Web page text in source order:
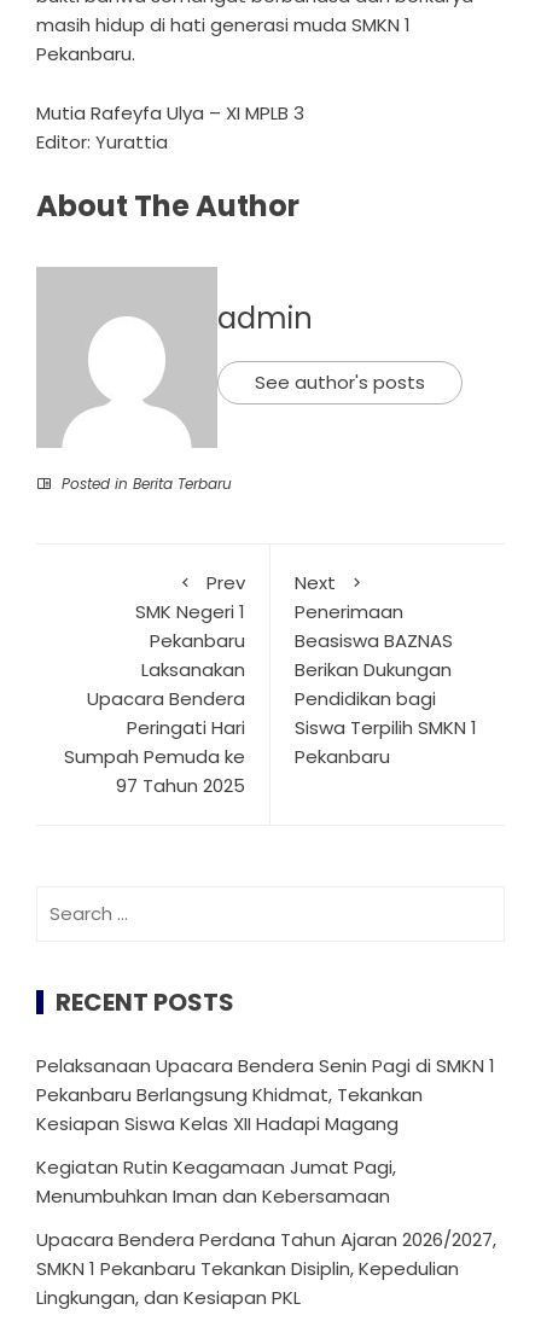
masih hidup di hati generasi muda SMKN 1
Pekanbaru.
Mutia Rafeyfa Ulya – XI MPLB 3
Editor: Yurattia
About The Author
admin
See author's posts
Posted in Berita Terbaru
Prev
SMK Negeri 1
Pekanbaru
Laksanakan
Upacara Bendera
Peringati Hari
Sumpah Pemuda ke
97 Tahun 2025
Next
Penerimaan
Beasiswa BAZNAS
Berikan Dukungan
Pendidikan bagi
Siswa Terpilih SMKN 1
Pekanbaru
for:
RECENT POSTS
Pelaksanaan Upacara Bendera Senin Pagi di SMKN 1
Pekanbaru Berlangsung Khidmat, Tekankan
Kesiapan Siswa Kelas XII Hadapi Magang
Kegiatan Rutin Keagamaan Jumat Pagi,
Menumbuhkan Iman dan Kebersamaan
Upacara Bendera Perdana Tahun Ajaran 2026/2027,
SMKN 1 Pekanbaru Tekankan Disiplin, Kepedulian
Lingkungan, dan Kesiapan PKL